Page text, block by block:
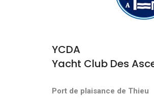
YCDA
Yacht Club Des
Port de plaisance de Thieu